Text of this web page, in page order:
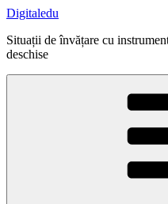
Digitaledu
Situații de învățare cu
deschise